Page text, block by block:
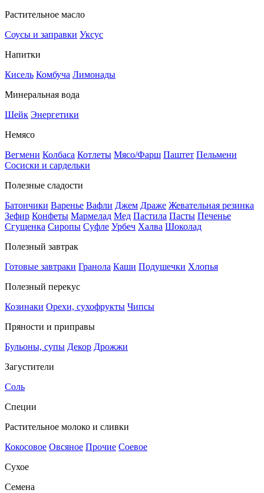
Растительное масло
Соусы и заправки Уксус
Напитки
Кисель Комбуча Лимонады
Минеральная вода
Шейк Энергетики
Немясо
Вегмени Колбаса Котлеты Мясо/Фарш Паштет Пельмени
Сосиски и сардельки
Полезные сладости
Батончики Варенье Вафли Джем Драже Жевательная резинка
Зефир Конфеты Мармелад Мед Пастила Пасты Печенье
Сгущенка Сиропы Суфле Урбеч Халва Шоколад
Полезный завтрак
Готовые завтраки Гранола Каши Подушечки Хлопья
Полезный перекус
Козинаки Орехи, сухофрукты Чипсы
Пряности и приправы
Бульоны, супы Декор Дрожжи
Загустители
Соль
Специи
Растительное молоко и сливки
Кокосовое Овсяное Прочие Соевое
Сухое
Семена